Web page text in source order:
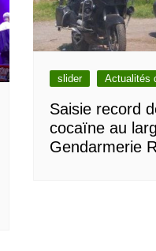
slider Actualités
Saisie record
cocaïne au
Gendarmerie